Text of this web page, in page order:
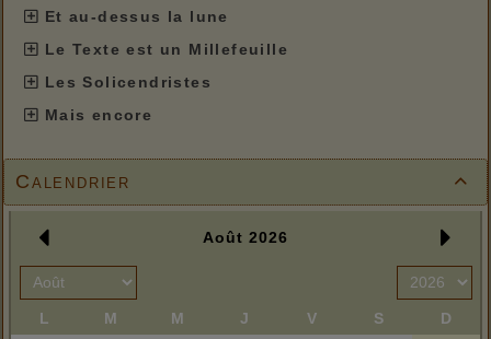
Et au-dessus la lune
Le Texte est un Millefeuille
Les Solicendristes
Mais encore

Calendrier